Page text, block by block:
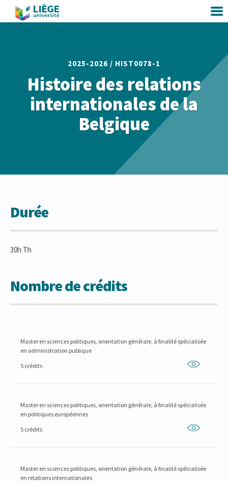
2025-2026 / HIST0078-1
Histoire des relations
internationales de la
Belgique
Durée
30h Th
Nombre de crédits
Master en sciences politiques, orientation générale, à finalité spécialisée
en administration publique
5 crédits
Master en sciences politiques, orientation générale, à finalité spécialisée
en politiques européennes
5 crédits
Master en sciences politiques, orientation générale, à finalité spécialisée
en relations internationales